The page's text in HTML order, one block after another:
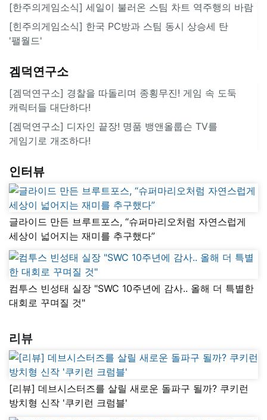
[한주의게임소식] 세일이 불러온 스팀 차트 역주행의 바람
[힌주의게임소식] 한국 PC방과 스팀 동시 상승세 탄
'팰월드'
겜덕연구소
[겜덕연구소] 경찰을 따돌리며 종횡무진! 게임 속 도둑
캐릭터들 대단하다!
[겜덕연구소] 디자인 끝장! 명품 뱅앤올룹슨 TV를
게임기로 개조하다!
인터뷰
글라이드 만든 브루트포스, “슈퍼마리오처럼 자연스럽게
세상이 넓어지는 재미를 추구했다”
컴투스 빈성태 실장 "SWC 10주년에 감사.. 올해 더 특별한
대회로 꾸며질 것"
리뷰
[리뷰] 데브시스터즈를 살릴 새로운 돌파구 될까? 쿠키런
방치형 신작 '쿠키런 크럼블'